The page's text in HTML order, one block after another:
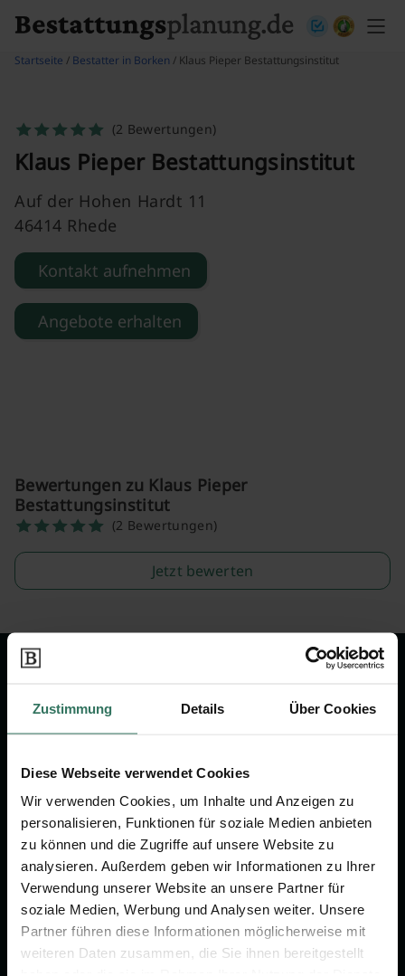
Zustimmung Details Über Cookies
Diese Webseite verwendet Cookies
Wir verwenden Cookies, um Inhalte und Anzeigen zu
personalisieren, Funktionen für soziale Medien anbieten
zu können und die Zugriffe auf unsere Website zu
analysieren. Außerdem geben wir Informationen zu Ihrer
Verwendung unserer Website an unsere Partner für
soziale Medien, Werbung und Analysen weiter. Unsere
Partner führen diese Informationen möglicherweise mit
weiteren Daten zusammen, die Sie ihnen bereitgestellt
Startseite / Bestatter in Borken / Klaus Pieper Bestattungsinstitut
(2 Bewertungen)
Klaus Pieper Bestattungsinstitut
Auf der Hohen Hardt 11
46414 Rhede
Kontakt aufnehmen
Angebote erhalten
Bewertungen zu Klaus Pieper
Bestattungsinstitut
(2 Bewertungen)
Jetzt bewerten
um das Thema Bestattung &
Vorsorge.
FÜR SIE
Vergleich
Ratgeber
Verzeichnis
FÜR BESTATTER
Online-Portal
Kostenlos registrieren